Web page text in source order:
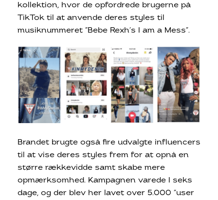
kollektion, hvor de opfordrede brugerne på
TikTok til at anvende deres styles til
musiknummeret ”Bebe Rexh’s I am a Mess”.
Brandet brugte også fire udvalgte influencers
til at vise deres styles frem for at opnå en
større rækkevidde samt skabe mere
opmærksomhed. Kampagnen varede I seks
dage, og der blev her lavet over 5.000 ”user